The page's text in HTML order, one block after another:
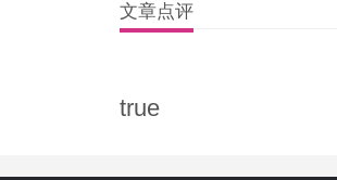
文章点评
true